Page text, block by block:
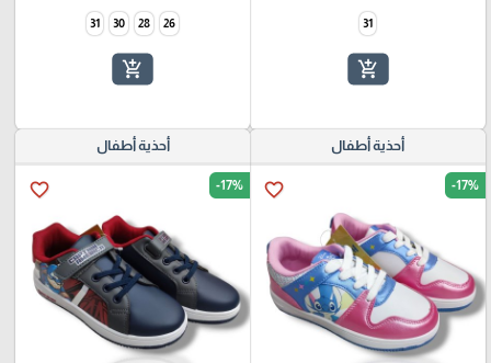
31
add_shopping_cart
26
28
30
31
add_shopping_cart
أحذية أطفال
favorite_border -17%
أحذية أطفال
favorite_border -17%